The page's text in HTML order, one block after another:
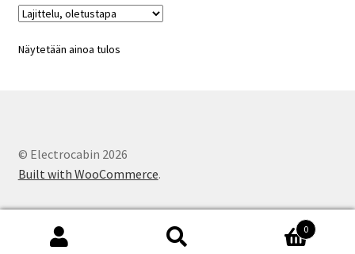
Näytetään ainoa tulos
© Electrocabin 2026
Built with WooCommerce.
0